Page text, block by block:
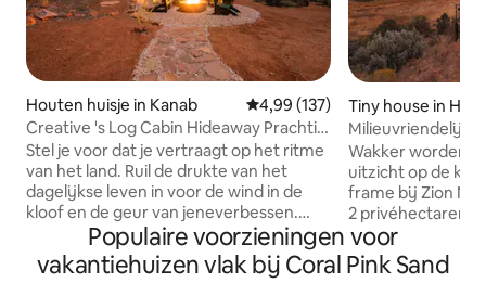
Houten huisje in Kanab Gemiddelde beoordeling van
4,99 (137)
Creative 's Log Cabin Hideaway Prachtig
uitzicht op de kliffen
Stel je voor dat je vertraagt op het ritme
van het land. Ruil de drukte van het
dagelijkse leven in voor de wind in de
kloof en de geur van jeneverbessen.
Deze intieme blokhut is niet zomaar een
verblijfplaats; het is een plek om
opnieuw in contact te komen met de
Tiny house in
Milieuvriendelijk
het
Wakker worden
uitzicht op de
frame bij Zion National
2 privéhectaren
het publiek
Canyonlands.
directe toegang
Populaire voorzieningen voor
vakantiehuizen vlak bij Coral Pink Sand